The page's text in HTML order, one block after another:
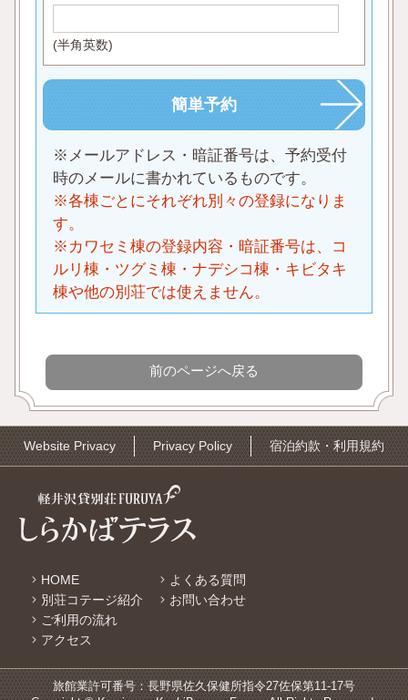
(半角英数)
※メールアドレス・暗証番号は、予約受付
時のメールに書かれているものです。
※各棟ごとにそれぞれ別々の登録になりま
す。
※カワセミ棟の登録内容・暗証番号は、コ
ルリ棟・ツグミ棟・ナデシコ棟・キビタキ
棟や他の別荘では使えません。
Website Privacy Privacy Policy 宿泊約款・利用規約
HOME
別荘コテージ紹介
ご利用の流れ
アクセス
よくある質問
お問い合わせ
旅館業許可番号：長野県佐久保健所指令27佐保第11-17号